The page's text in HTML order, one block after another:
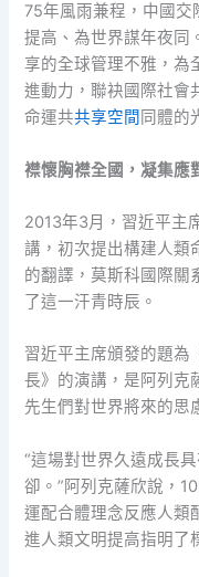
75年風雨兼程，中國
提高、為世界謀年夜同
享的全球管理不雅，為
進動力，聯袂國際社會
命運共共享空間 同體的
襟懷胸襟全國，凝集應
2013年3月，習近平主
講，初次提出構建人類
的翻譯，莫斯科國際關
了這一汗青時辰。
習近平主席頒發的題
長》的演講，是阿列克
先生們對世界將來的思
“這場對世界久遠成長
卻。”阿列克薩欣說，
運配合體理念反應人類
進人類文明提高指明了